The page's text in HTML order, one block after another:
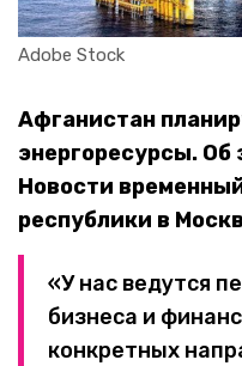
Adobe Stock
Афганистан
энергоресурсы. Об
Новости
республики в
«У нас ведутся
бизнеса и
конкретных